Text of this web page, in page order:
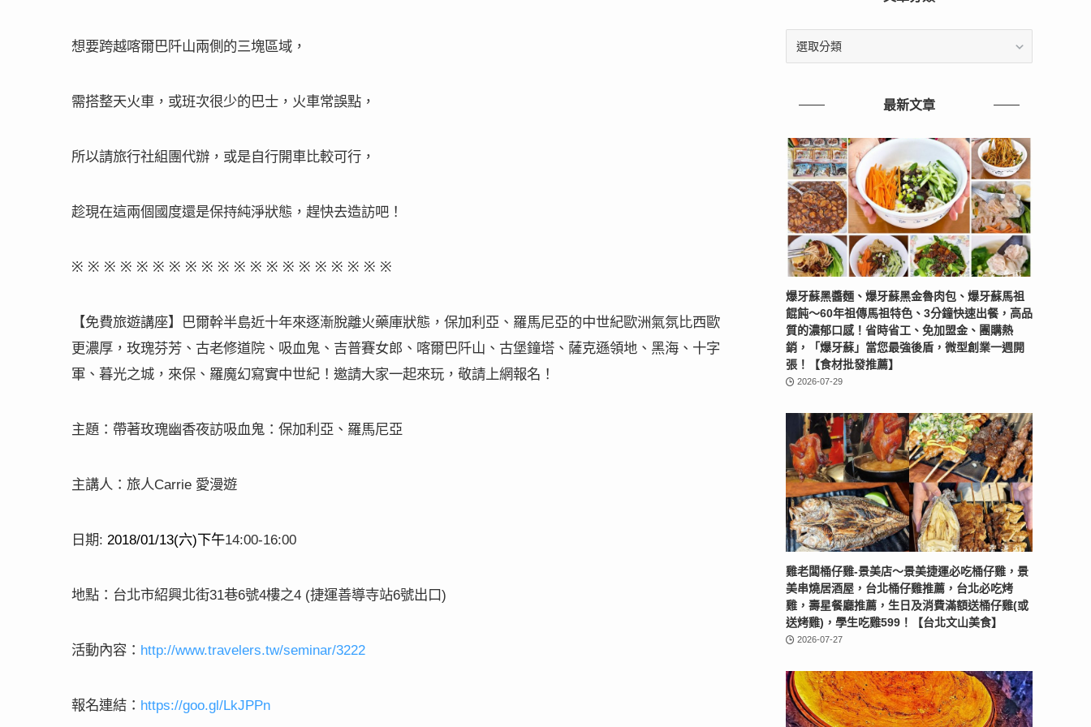
想要跨越喀爾巴阡山兩側的三塊區域，
需搭整天火車，或班次很少的巴士，火車常誤點，
所以請旅行社組團代辦，或是自行開車比較可行，
趁現在這兩個國度還是保持純淨狀態，趕快去造訪吧！
※ ※ ※ ※ ※ ※ ※ ※ ※ ※ ※ ※ ※ ※ ※ ※ ※ ※ ※ ※
【免費旅遊講座】巴爾幹半島近十年來逐漸脫離火藥庫狀態，保加利亞、羅馬尼亞的中世紀歐洲氣氛比西歐
更濃厚，玫瑰芬芳、古老修道院、吸血鬼、吉普賽女郎、喀爾巴阡山、古堡鐘塔、薩克遜領地、黑海、十字
軍、暮光之城，來保、羅魔幻寫實中世紀！邀請大家一起來玩，敬請上網報名！
主題：帶著玫瑰幽香夜訪吸血鬼：保加利亞、羅馬尼亞
主講人：旅人Carrie 愛漫遊
日期: 2018/01/13(六)下午14:00-16:00
地點：台北市紹興北街31巷6號4樓之4 (捷運善導寺站6號出口)
活動內容： http://www.travelers.tw/seminar/3222
報名連結： https://goo.gl/LkJPPn
最新文章
爆牙蘇黑醬麵、爆牙蘇黑金魯肉包、爆牙蘇馬祖
餛飩～60年祖傳馬祖特色、3分鐘快速出餐，高品
質的濃郁口感！省時省工、免加盟金、團購熱
銷，「爆牙蘇」當您最強後盾，微型創業一週開
張！【食材批發推薦】
2026-07-29
雞老闆桶仔雞-景美店〜景美捷運必吃桶仔雞，景
美串燒居酒屋，台北桶仔雞推薦，台北必吃烤
雞，壽星餐廳推薦，生日及消費滿額送桶仔雞(或
送烤雞)，學生吃雞599！【台北文山美食】
2026-07-27